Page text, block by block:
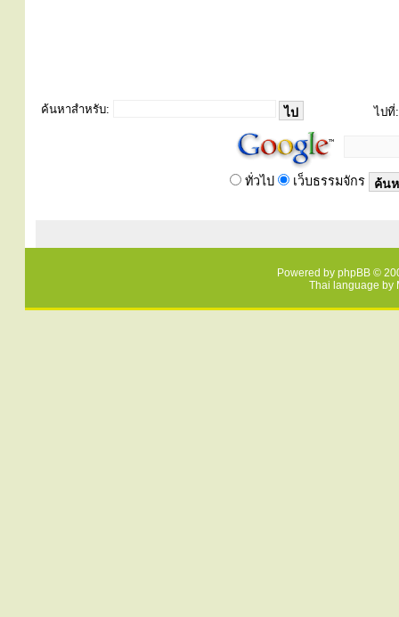
ค้นหาสำหรับ: ไปที่:
ทั่วไป เว็บธรรมจักร
Powered by phpBB ©
Thai language by